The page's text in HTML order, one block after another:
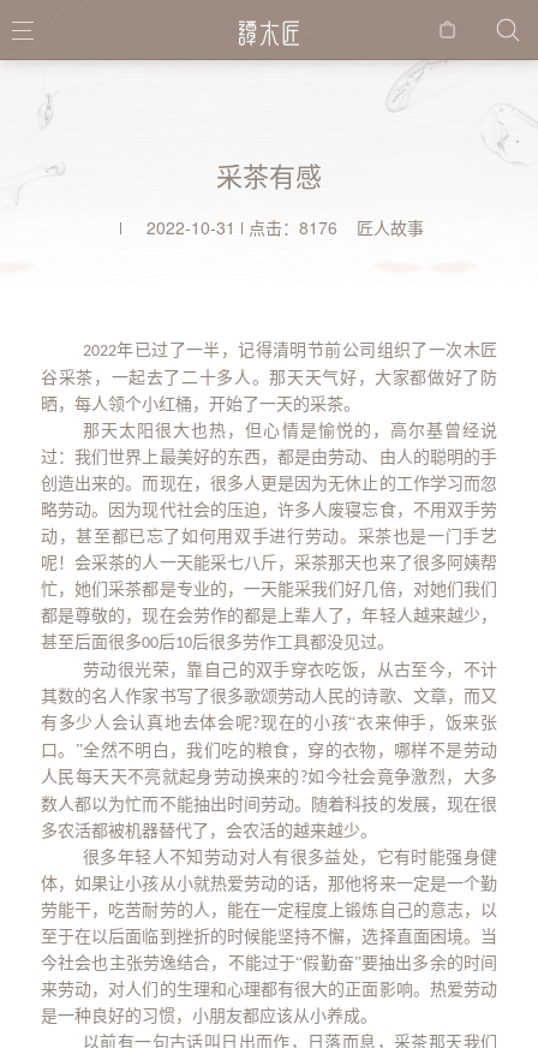
购物
采茶有感
2022-10-31 点击：8176 匠人故事
2022年已过了一半，记得清明节前公司组织了一次木匠
谷采茶，一起去了二十多人。那天天气好，大家都做好了防
晒，每人领个小红桶，开始了一天的采茶。
那天太阳很大也热，但心情是愉悦的，高尔基曾经说
过：我们世界上最美好的东西，都是由劳动、由人的聪明的手
创造出来的。而现在，很多人更是因为无休止的工作学习而忽
略劳动。因为现代社会的压迫，许多人废寝忘食，不用双手劳
动，甚至都已忘了如何用双手进行劳动。采茶也是一门手艺
呢！会采茶的人一天能采七八斤，采茶那天也来了很多阿姨帮
忙，她们采茶都是专业的，一天能采我们好几倍，对她们我们
都是尊敬的，现在会劳作的都是上辈人了，年轻人越来越少，
甚至后面很多00后10后很多劳作工具都没见过。
劳动很光荣，靠自己的双手穿衣吃饭，从古至今，不计
其数的名人作家书写了很多歌颂劳动人民的诗歌、文章，而又
有多少人会认真地去体会呢?现在的小孩“衣来伸手，饭来张
口。”全然不明白，我们吃的粮食，穿的衣物，哪样不是劳动
人民每天天不亮就起身劳动换来的 ?如今社会竟争激烈，大多
数人都以为忙而不能抽出时间劳动。随着科技的发展，现在很
多农活都被机器替代了，会农活的越来越少。
很多年轻人不知劳动对人有很多益处，它有时能强身健
体，如果让小孩从小就热爱劳动的话，那他将来一定是一个勤
劳能干，吃苦耐劳的人，能在一定程度上锻炼自己的意志，以
至于在以后面临到挫折的时候能坚持不懈，选择直面困境。当
今社会也主张劳逸结合，不能过于“假勤奋”要抽出多余的时间
来劳动，对人们的生理和心理都有很大的正面影响。热爱劳动
是一种良好的习惯，小朋友都应该从小养成。
以前有一句古话叫日出而作，日落而息，采茶那天我们